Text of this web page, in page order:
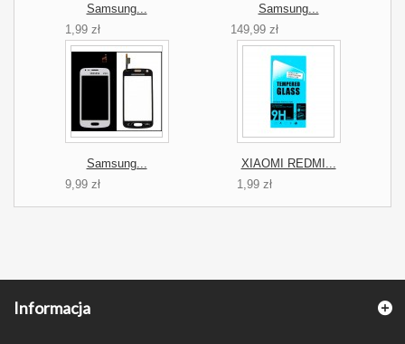
Samsung...
1,99 zł
Samsung...
149,99 zł
Samsung...
9,99 zł
XIAOMI REDMI...
1,99 zł
Informacja